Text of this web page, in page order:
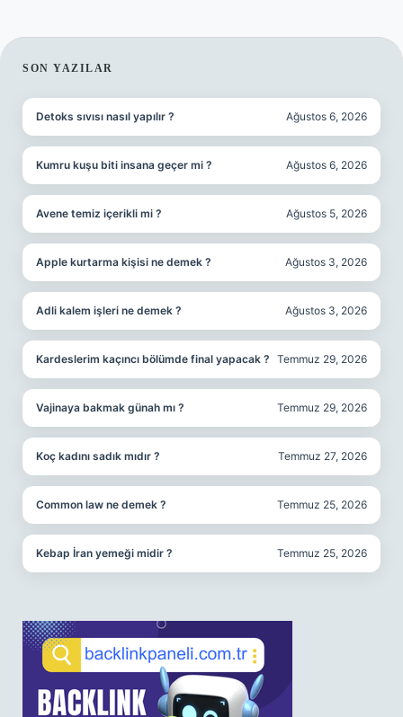
SIDEBAR
SON YAZILAR
Detoks sıvısı nasıl yapılır ? Ağustos 6, 2026
Kumru kuşu biti insana geçer mi ? Ağustos 6, 2026
Avene temiz içerikli mi ? Ağustos 5, 2026
Apple kurtarma kişisi ne demek ? Ağustos 3, 2026
Adli kalem işleri ne demek ? Ağustos 3, 2026
Kardeslerim kaçıncı bölümde final yapacak ? Temmuz 29, 2026
Vajinaya bakmak günah mı ? Temmuz 29, 2026
Koç kadını sadık mıdır ? Temmuz 27, 2026
Common law ne demek ? Temmuz 25, 2026
Kebap İran yemeği midir ? Temmuz 25, 2026